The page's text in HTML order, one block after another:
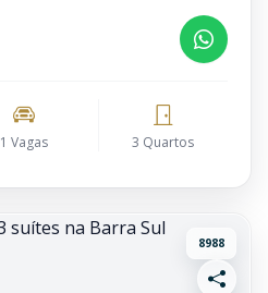
1 Vagas 3 Quartos
8988